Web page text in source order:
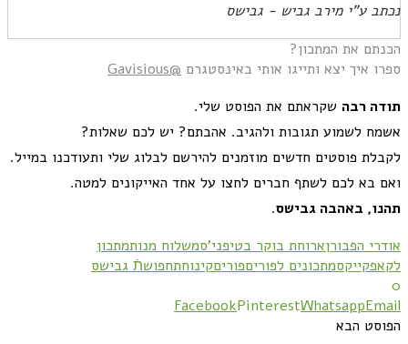
נכתב ע"י מירב גביש - גבישס
הכנתם את המתכון?
ספרו איך יצא ותייגו אותי באינסטגרם @Gavisious
תודה רבה שקראתם את הפוסט שלי.
אשמח לשמוע תגובות ולהגיב. אהבתם? יש לכם שאלות?
לקבלת פוסטים חדשים מוזמנים להירשם לבלוג שלי ותעודכנו במייל.
ואם בא לכם לשתף חברים לחצו על אחד האייקונים למטה.
תהנו, באהבה גבישס.
אודרי הפבורןארוחת בוקר בטיפני'סמשלוח מנותמתכון
לקאפקייקסמתכונים לפוריםפוריםקינוחתחפושתֿ גבישס
0
FacebookPinterestWhatsappEmail
הפוסט הבא